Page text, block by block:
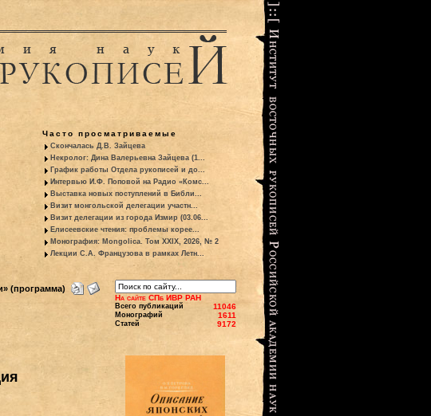
Часто просматриваемые
Скончалась Д.В. Зайцева
Некролог: Дина Валерьевна Зайцева (1...
График работы Отдела рукописей и до...
Интервью И.Ф. Поповой на Радио «Комс...
Выставка новых поступлений в Библи...
Визит монгольской делегации участн...
Визит делегации из города Измир (03.06...
Елисеевские чтения: проблемы корее...
Монография: Mongolica. Том XXIX, 2026, № 2
Лекции С.А. Французова в рамках Летн...
(программа)
На сайте СПб ИВР РАН
Всего публикаций 11046
Монографий 1611
Статей 9172